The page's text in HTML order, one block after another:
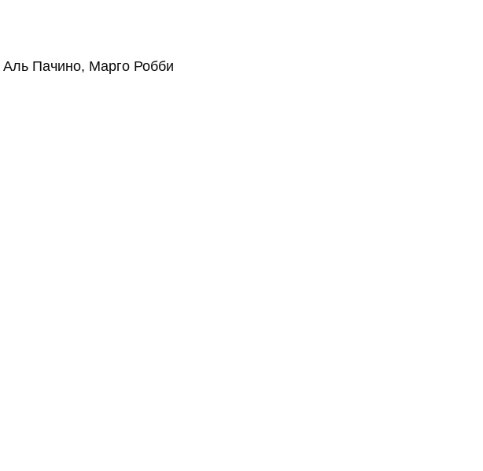
Пачино, Марго Робби